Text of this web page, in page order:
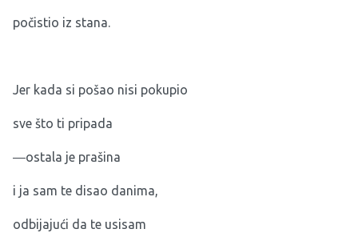
počistio iz stana.
Jer kada si pošao nisi pokupio
sve što ti pripada
―ostala je prašina
i ja sam te disao danima,
odbijajući da te usisam